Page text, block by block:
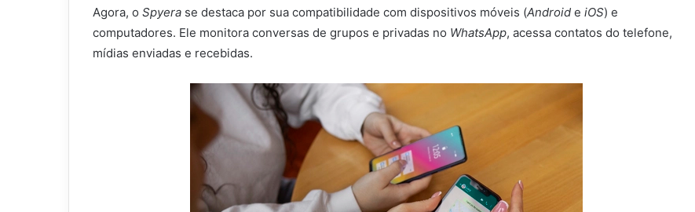
Agora, o Spyera se destaca por sua compatibilidade com dispositivos móveis (Android e iOS) e
computadores. Ele monitora conversas de grupos e privadas no WhatsApp, acessa contatos do telefone,
mídias enviadas e recebidas.